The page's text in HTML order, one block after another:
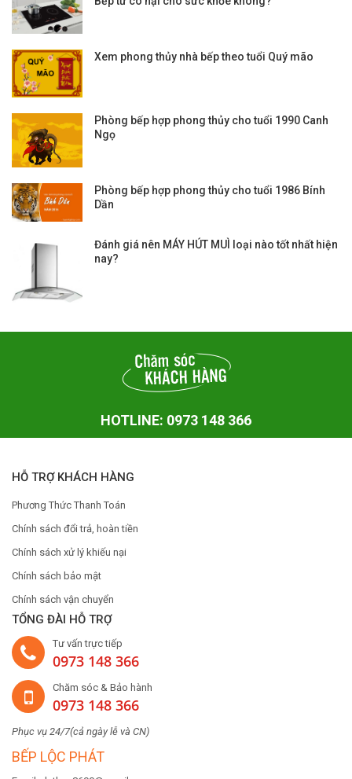
Xem phong thủy nhà bếp theo tuổi Quý mão
Phòng bếp hợp phong thủy cho tuổi 1990 Canh
Ngọ
Phòng bếp hợp phong thủy cho tuổi 1986 Bính
Dần
Đánh giá nên MÁY HÚT MUÌ loại nào tốt nhất hiện
nay?
HOTLINE: 0973 148 366
HỖ TRỢ KHÁCH HÀNG
Phương Thức Thanh Toán
Chính sách đổi trả, hoàn tiền
Chính sách xử lý khiếu nại
Chính sách bảo mật
Chính sách vận chuyển
TỔNG ĐÀI HỖ TRỢ
Tư vấn trực tiếp
0973 148 366
Chăm sóc & Bảo hành
0973 148 366
Phục vụ 24/7(cả ngày lễ và CN)
BẾP LỘC PHÁT